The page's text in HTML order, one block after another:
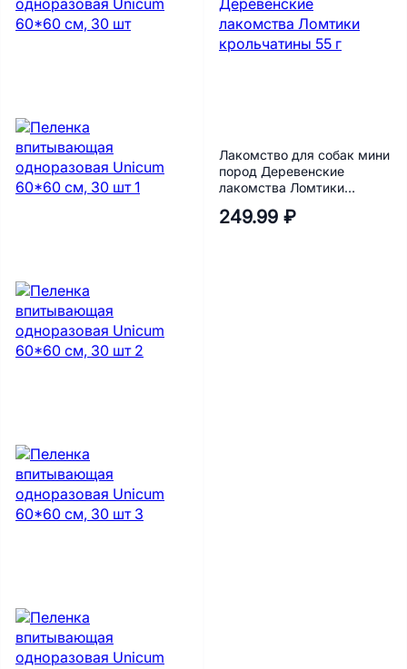
Лакомство для собак мини
пород Деревенские
лакомства Ломтики
249.99 ₽